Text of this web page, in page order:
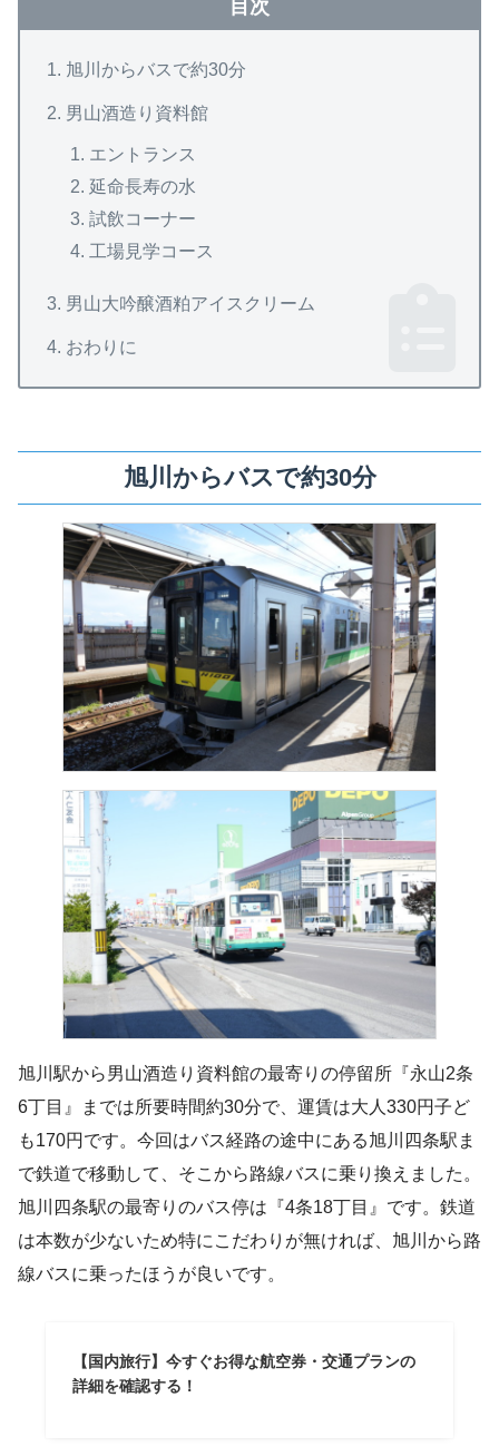
目次
旭川からバスで約30分
男山酒造り資料館
エントランス
延命長寿の水
試飲コーナー
工場見学コース
男山大吟醸酒粕アイスクリーム
おわりに
旭川からバスで約30分
旭川駅から男山酒造り資料館の最寄りの停留所『永山2条
6丁目』までは所要時間約30分で、運賃は大人330円子ど
も170円です。今回はバス経路の途中にある旭川四条駅ま
で鉄道で移動して、そこから路線バスに乗り換えました。
旭川四条駅の最寄りのバス停は『4条18丁目』です。鉄道
は本数が少ないため特にこだわりが無ければ、旭川から路
線バスに乗ったほうが良いです。
【国内旅行】今すぐお得な航空券・交通プランの
詳細を確認する！